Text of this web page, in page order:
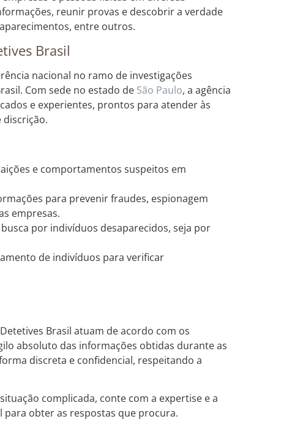
reunir provas e descobrir a verdade
entre outros.
Brasil
nacional no ramo de investigações
Com sede no estado de São Paulo, a agência
e experientes, prontos para atender às
discrição.
e comportamentos suspeitos em
para prevenir fraudes, espionagem
empresas.
busca por indivíduos desaparecidos, seja por
de indivíduos para verificar
Brasil atuam de acordo com os
absoluto das informações obtidas durante as
discreta e confidencial, respeitando a
complicada, conte com a expertise e a
para obter as respostas que procura.